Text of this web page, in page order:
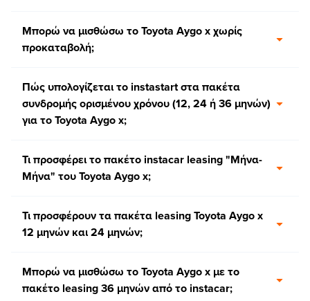
Μπορώ να μισθώσω το Toyota Aygo x χωρίς
προκαταβολή;
Πώς υπολογίζεται το instastart στα πακέτα
συνδρομής ορισμένου χρόνου (12, 24 ή 36 μηνών)
για το Toyota Aygo x;
Τι προσφέρει το πακέτο instacar leasing "Μήνα-
Μήνα" του Toyota Aygo x;
Τι προσφέρουν τα πακέτα leasing Toyota Aygo x
12 μηνών και 24 μηνών;
Μπορώ να μισθώσω το Toyota Aygo x με το
πακέτο leasing 36 μηνών από το instacar;